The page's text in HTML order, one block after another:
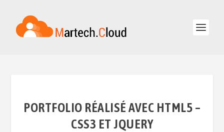
PORTFOLIO RÉALISÉ AVEC HTML5 –
CSS3 ET JQUERY